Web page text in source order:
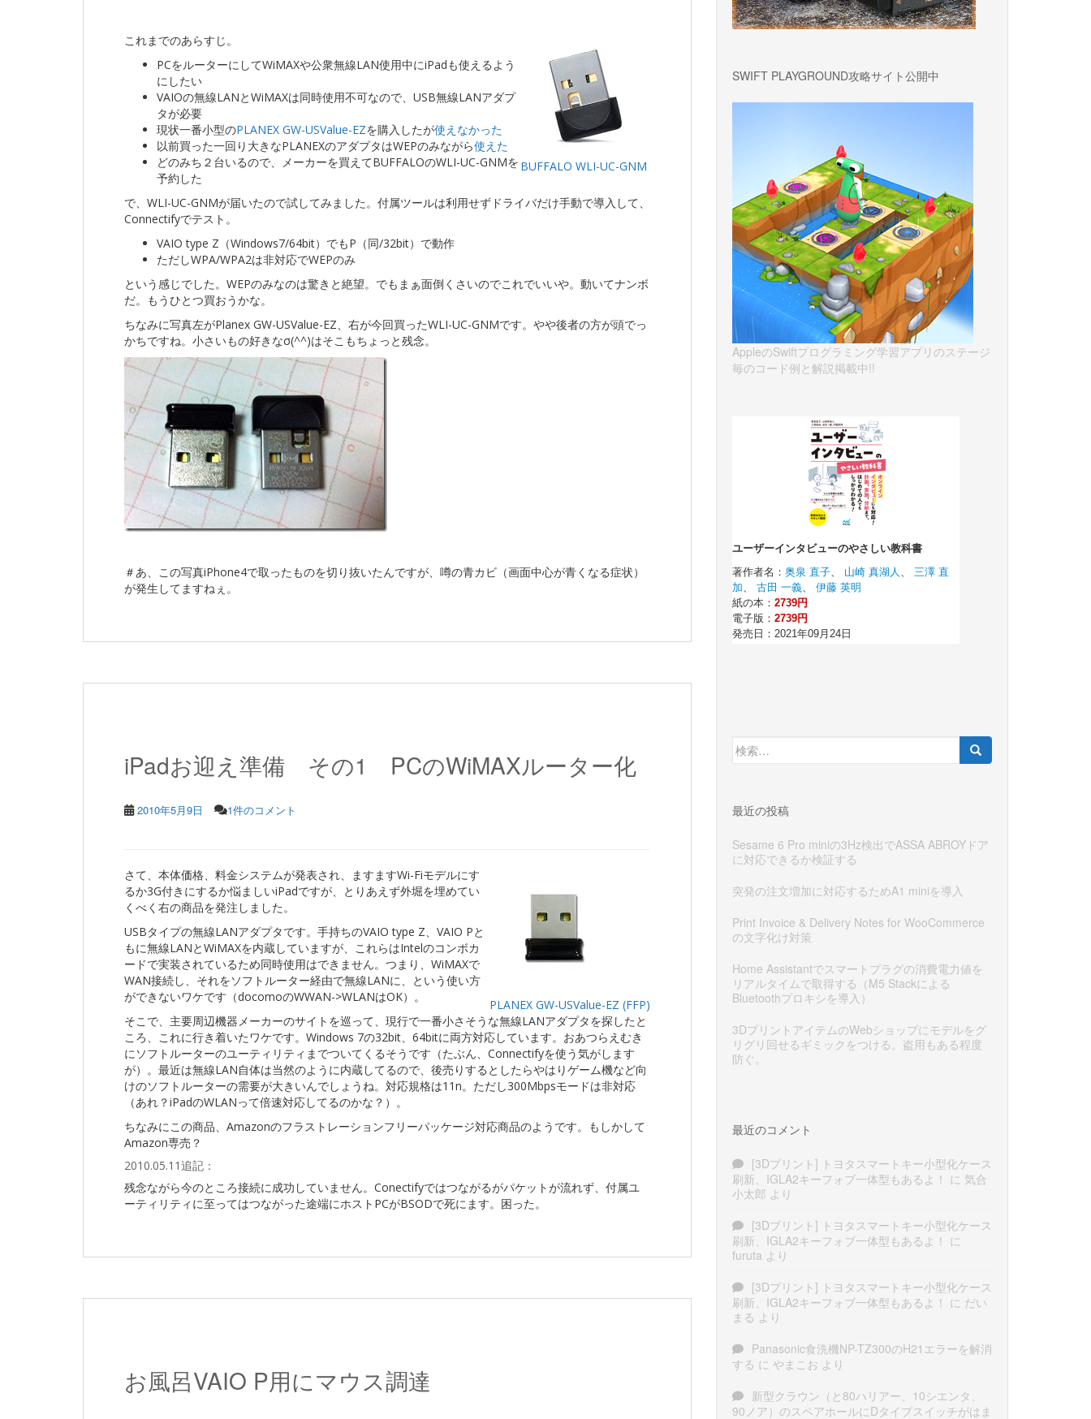
BUFFALO WLI-UC-GNM
これまでのあらすじ。
PCをルーターにしてWiMAXや公衆無線LAN使用中にiPadも使えるよう
にしたい
VAIOの無線LANとWiMAXは同時使用不可なので、USB無線LANアダプ
タが必要
現状一番小型のPLANEX GW-USValue-EZを購入したが使えなかった
以前買った一回り大きなPLANEXのアダプタはWEPのみながら使えた
どのみち２台いるので、メーカーを買えてBUFFALOのWLI-UC-GNMを
予約した
で、WLI-UC-GNMが届いたので試してみました。付属ツールは利用せずドライバだけ手動で導入して、
Connectifyでテスト。
VAIO type Z（Windows7/64bit）でもP（同/32bit）で動作
ただしWPA/WPA2は非対応でWEPのみ
という感じでした。WEPのみなのは驚きと絶望。でもまぁ面倒くさいのでこれでいいや。動いてナンボ
だ。もうひとつ買おうかな。
ちなみに写真左がPlanex GW-USValue-EZ、右が今回買ったWLI-UC-GNMです。やや後者の方が頭でっ
かちですね。小さいもの好きなσ(^^)はそこもちょっと残念。
＃あ、この写真iPhone4で取ったものを切り抜いたんですが、噂の青カビ（画面中心が青くなる症状）
が発生してますねぇ。
iPadお迎え準備 その1 PCのWiMAXルーター化
2010年5月9日 1件のコメント
PLANEX GW-USValue-EZ (FFP)
さて、本体価格、料金システムが発表され、ますますWi-Fiモデルにす
るか3G付きにするか悩ましいiPadですが、とりあえず外堀を埋めてい
くべく右の商品を発注しました。
USBタイプの無線LANアダプタです。手持ちのVAIO type Z、VAIO Pと
もに無線LANとWiMAXを内蔵していますが、これらはIntelのコンボカ
ードで実装されているため同時使用はできません。つまり、WiMAXで
WAN接続し、それをソフトルーター経由で無線LANに、という使い方
ができないワケです（docomoのWWAN->WLANはOK）。
そこで、主要周辺機器メーカーのサイトを巡って、現行で一番小さそうな無線LANアダプタを探したと
ころ、これに行き着いたワケです。Windows 7の32bit、64bitに両方対応しています。おあつらえむき
にソフトルーターのユーティリティまでついてくるそうです（たぶん、Connectifyを使う気がします
が）。最近は無線LAN自体は当然のように内蔵してるので、後売りするとしたらやはりゲーム機など向
けのソフトルーターの需要が大きいんでしょうね。対応規格は11n。ただし300Mbpsモードは非対応
（あれ？iPadのWLANって倍速対応してるのかな？）。
ちなみにこの商品、Amazonのフラストレーションフリーパッケージ対応商品のようです。もしかして
Amazon専売？
2010.05.11追記：
残念ながら今のところ接続に成功していません。Conectifyではつながるがパケットが流れず、付属ユ
ーティリティに至ってはつながった途端にホストPCがBSODで死にます。困った。
お風呂VAIO P用にマウス調達
SWIFT PLAYGROUND攻略サイト公開中
AppleのSwiftプログラミング学習アプリのステージ
毎のコード例と解説掲載中!!
検
索:
最近の投稿
Sesame 6 Pro miniの3Hz検出でASSA ABROYドア
に対応できるか検証する
突発の注文増加に対応するためA1 miniを導入
Print Invoice & Delivery Notes for WooCommerce
の文字化け対策
Home Assistantでスマートプラグの消費電力値を
リアルタイムで取得する（M5 Stackによる
Bluetoothプロキシを導入）
3DプリントアイテムのWebショップにモデルをグ
リグリ回せるギミックをつける。盗用もある程度
防ぐ。
最近のコメント
[3Dプリント] トヨタスマートキー小型化ケース
刷新、IGLA2キーフォブ一体型もあるよ！ に 気合
小太郎 より
[3Dプリント] トヨタスマートキー小型化ケース
刷新、IGLA2キーフォブ一体型もあるよ！ に
furuta より
[3Dプリント] トヨタスマートキー小型化ケース
刷新、IGLA2キーフォブ一体型もあるよ！ に だい
まる より
Panasonic食洗機NP-TZ300のH21エラーを解消
する に やまこお より
新型クラウン（と80ハリアー、10シエンタ、
90ノア）のスペアホールにDタイプスイッチがはま